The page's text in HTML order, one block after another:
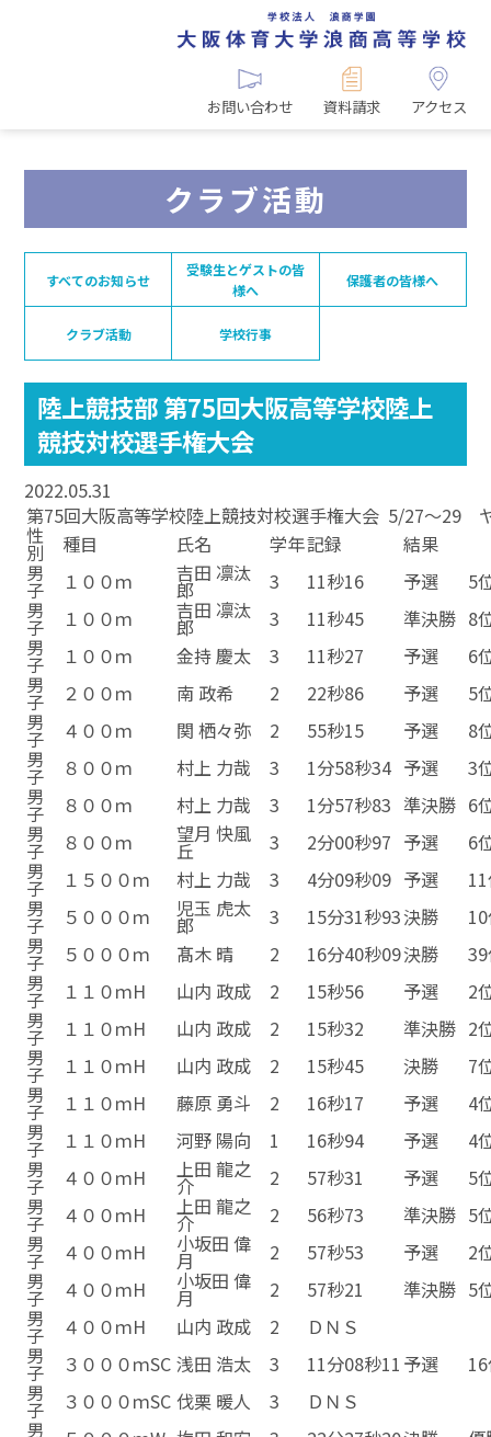
お問い合わせ 資料請求 アクセス
クラブ活動
すべてのお知らせ
受験生とゲストの皆
様へ
保護者の皆様へ
クラブ活動 学校行事
陸上競技部 第75回大阪高等学校陸上
競技対校選手権大会
2022.05.31
第75回大阪高等学校陸上競技対校選手権大会 5/27～29
性
別 種目 氏名 学年記録
結果
男
子 １００ｍ 吉田 凛汰
郎 3 11秒16 予選
5
男
子 １００ｍ 吉田 凛汰
郎 3 11秒45 準決勝 8
男
子 １００ｍ 金持 慶太 3 11秒27 予選
6
男
子 ２００ｍ 南 政希 2 22秒86 予選
5
男
子 ４００ｍ 関 栖々弥 2 55秒15 予選
8
男
子 ８００ｍ 村上 力哉 3 1分58秒34 予選
3
男
子 ８００ｍ 村上 力哉 3 1分57秒83 準決勝 6
男
子 ８００ｍ 望月 快風
丘 3 2分00秒97 予選
6
男
子 １５００ｍ 村上 力哉 3 4分09秒09 予選
男
子 ５０００ｍ 児玉 虎太
郎 3 15分31秒93決勝
男
子 ５０００ｍ 髙木 晴 2 16分40秒09決勝
男
子 １１０ｍH 山内 政成 2 15秒56 予選
2
男
子 １１０ｍH 山内 政成 2 15秒32 準決勝 2
男
子 １１０ｍH 山内 政成 2 15秒45 決勝
7
男
子 １１０ｍH 藤原 勇斗 2 16秒17 予選
4
男
子 １１０ｍH 河野 陽向 1 16秒94 予選
4
男
子 ４００ｍH 上田 龍之
介 2 57秒31 予選
5
男
子 ４００ｍH 上田 龍之
介 2 56秒73 準決勝 5
男
子 ４００ｍH 小坂田 偉
月 2 57秒53 予選
2
男
子 ４００ｍH 小坂田 偉
月 2 57秒21 準決勝 5
男
子 ４００ｍH 山内 政成 2
ＤＮＳ
男
子 ３０００ｍSC 浅田 浩太 3 11分08秒11 予選
男
子 ３０００ｍSC 伐栗 暖人 3
ＤＮＳ
男